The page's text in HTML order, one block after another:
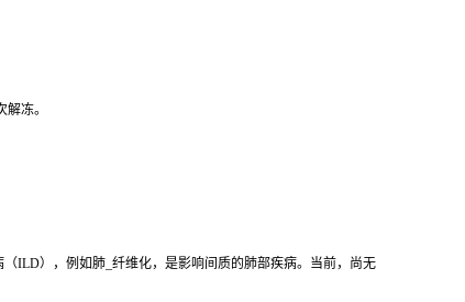
冻。
ILD），例如肺_纤维化，是影响间质的肺部疾病。当前，尚无